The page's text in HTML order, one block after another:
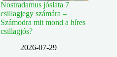
Nostradamus jóslata 7
csillagjegy számára –
Számodra mit mond a híres
csillagjós?
2026-07-29